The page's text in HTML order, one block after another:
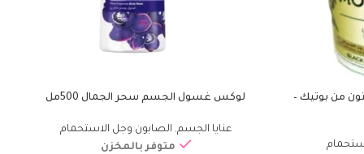
من بوتيك –
إضافة إلى السلة
لوكس غسول الجسم سحر الجمال 500مل
عنايا الجسم, الصابون وجل الاستحمام
متوفر بالمخزن